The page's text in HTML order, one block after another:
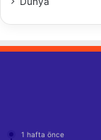
1 hafta önce